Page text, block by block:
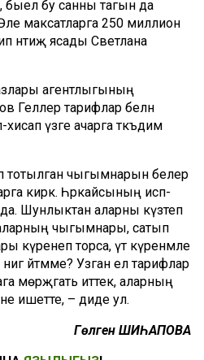
быел бу санны тагын да
максатларга 250 миллион
нәтиҗә ясады Светлана
агентлыгының
Геллер тарифлар белән
үзәге ачарга тәкъдим
чыгымнарын белер
кирәк. Һәркайсының исәп-
Шунлыктан аларны күзәтеп
аларның чыгымнары, сатып
күренеп торса, үтә күренмәле
әйтәмме? Узган ел тарифлар
мөрәҗәгать иттек, аларның
ишетте, – диде ул.
Гөлгенә ШИҺАПОВА